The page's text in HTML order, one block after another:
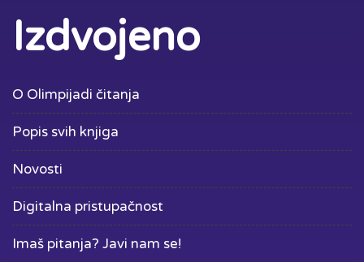
Izdvojeno
O Olimpijadi čitanja
Popis svih knjiga
Novosti
Digitalna pristupačnost
Imaš pitanja? Javi nam se!